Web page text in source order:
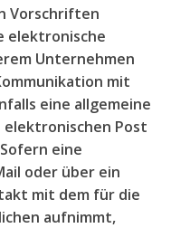
Vorschriften
elektronische
Unternehmen
mit
eine allgemeine
Post
eine
oder über ein
mit dem für die
aufnimmt,